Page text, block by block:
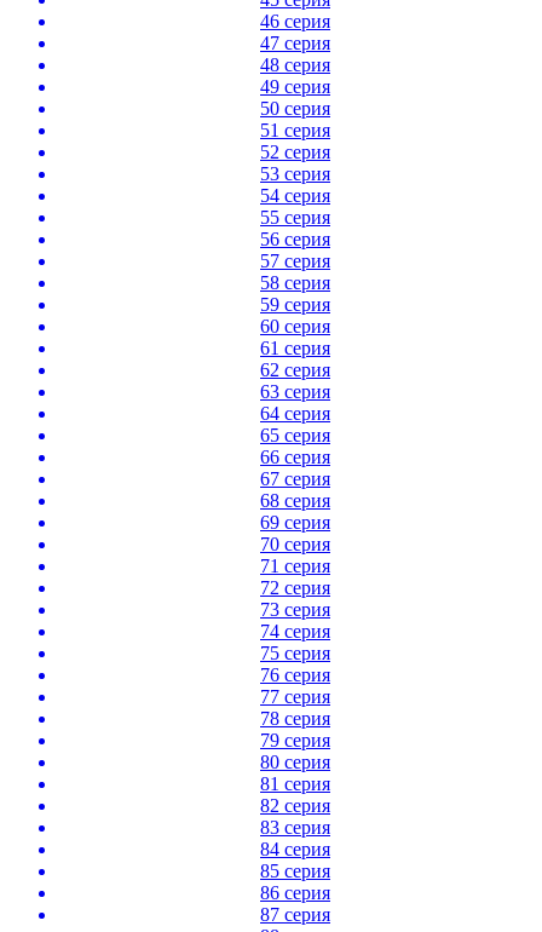
46 серия
47 серия
48 серия
49 серия
50 серия
51 серия
52 серия
53 серия
54 серия
55 серия
56 серия
57 серия
58 серия
59 серия
60 серия
61 серия
62 серия
63 серия
64 серия
65 серия
66 серия
67 серия
68 серия
69 серия
70 серия
71 серия
72 серия
73 серия
74 серия
75 серия
76 серия
77 серия
78 серия
79 серия
80 серия
81 серия
82 серия
83 серия
84 серия
85 серия
86 серия
87 серия